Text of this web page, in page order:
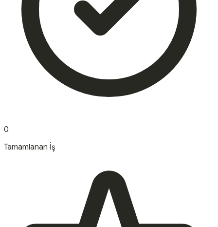
0
Tamamlanan İş